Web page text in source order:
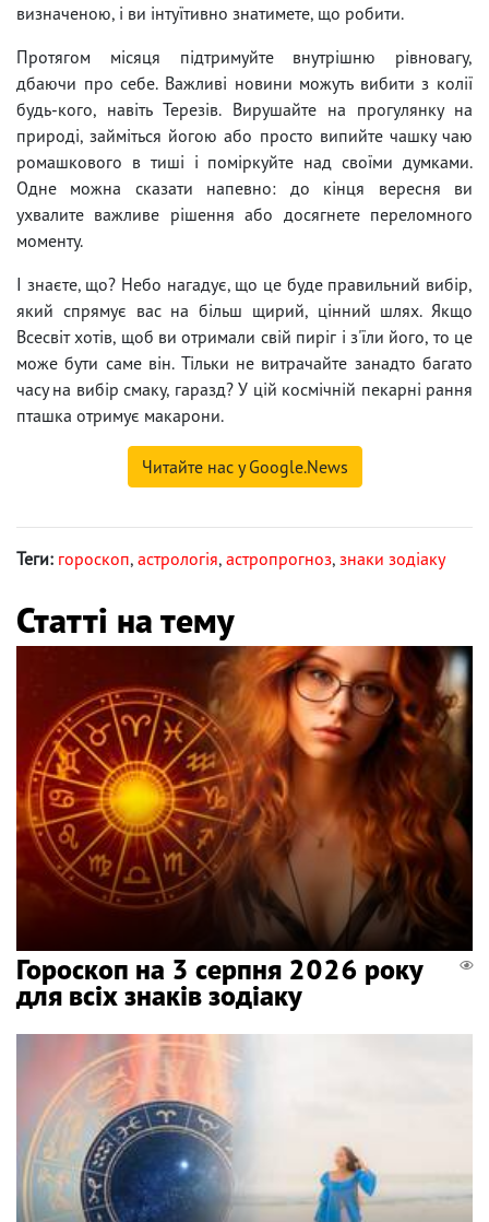
визначеною, і ви інтуїтивно знатимете, що робити.
Протягом місяця підтримуйте внутрішню рівновагу,
дбаючи про себе. Важливі новини можуть вибити з колії
будь-кого, навіть Терезів. Вирушайте на прогулянку на
природі, займіться йогою або просто випийте чашку чаю
ромашкового в тиші і поміркуйте над своїми думками.
Одне можна сказати напевно: до кінця вересня ви
ухвалите важливе рішення або досягнете переломного
моменту.
І знаєте, що? Небо нагадує, що це буде правильний вибір,
який спрямує вас на більш щирий, цінний шлях. Якщо
Всесвіт хотів, щоб ви отримали свій пиріг і з'їли його, то це
може бути саме він. Тільки не витрачайте занадто багато
часу на вибір смаку, гаразд? У цій космічній пекарні рання
пташка отримує макарони.
Читайте нас у Google.News
Теги: гороскоп, астрологія, астропрогноз, знаки зодіаку
Статті на тему
Гороскоп на 3 серпня 2026 року
для всіх знаків зодіаку